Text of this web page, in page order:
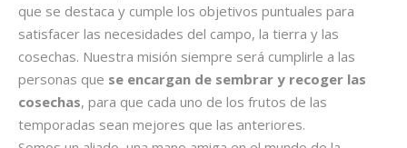
que se destaca y cumple los objetivos puntuales para
satisfacer las necesidades del campo, la tierra y las
cosechas. Nuestra misión siempre será cumplirle a las
personas que se encargan de sembrar y recoger las
cosechas, para que cada uno de los frutos de las
temporadas sean mejores que las anteriores.